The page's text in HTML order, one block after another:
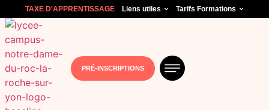
TAXE D'APPRENTISSAGE Liens utiles Tarifs Formations
PRÉ-INSCRIPTIONS